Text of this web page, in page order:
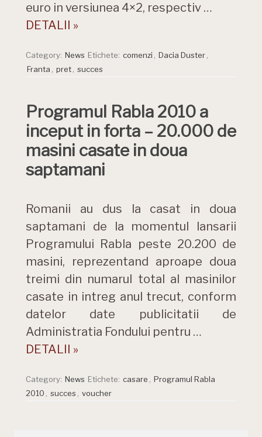
euro in versiunea 4×2, respectiv …
DETALII »
Category: News Etichete: comenzi Dacia Duster
Franta
pret succes
Programul Rabla 2010 a
inceput in forta – 20.000 de
masini casate in doua
saptamani
Romanii au dus la casat in doua
saptamani de la momentul lansarii
Programului Rabla peste 20.200 de
masini, reprezentand aproape doua
treimi din numarul total al masinilor
casate in intreg anul trecut, conform
datelor date publicitatii de
Administratia Fondului pentru …
DETALII »
Category: News Etichete: casare
Programul Rabla
2010
succes voucher